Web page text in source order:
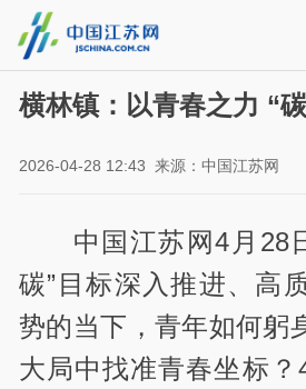
横林镇：以青春之力 “
2026-04-28 12:43 来源：中国江苏网
中国江苏网4月28
碳”目标深入推进、高
势的当下，青年如何躬
大局中找准青春坐标